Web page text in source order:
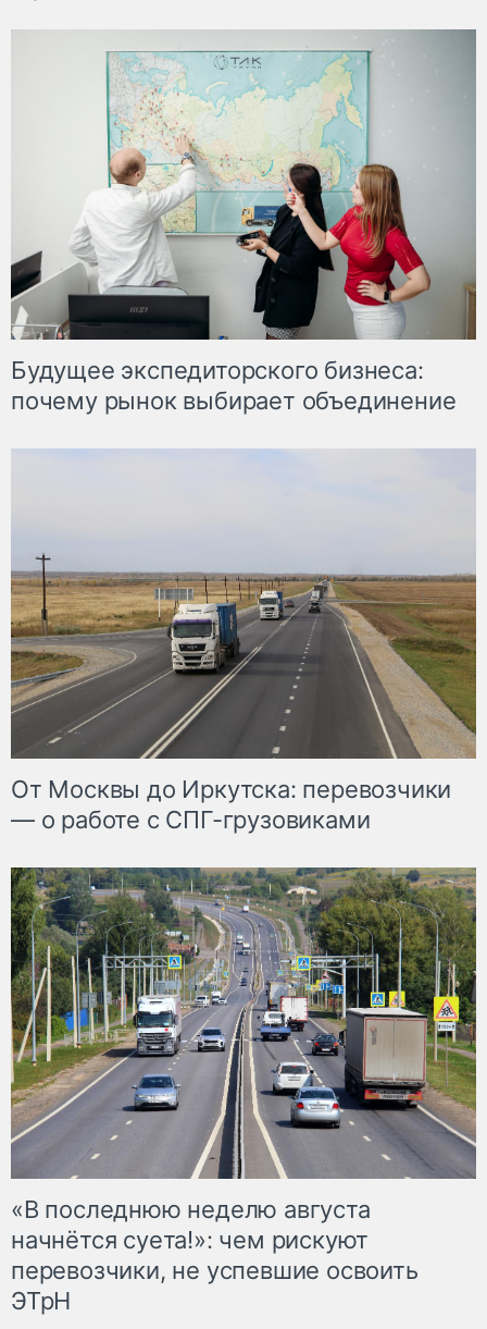
Будущее экспедиторского бизнеса:
почему рынок выбирает объединение
От Москвы до Иркутска: перевозчики
— о работе с СПГ-грузовиками
«В последнюю неделю августа
начнётся суета!»: чем рискуют
перевозчики, не успевшие освоить
ЭТрН